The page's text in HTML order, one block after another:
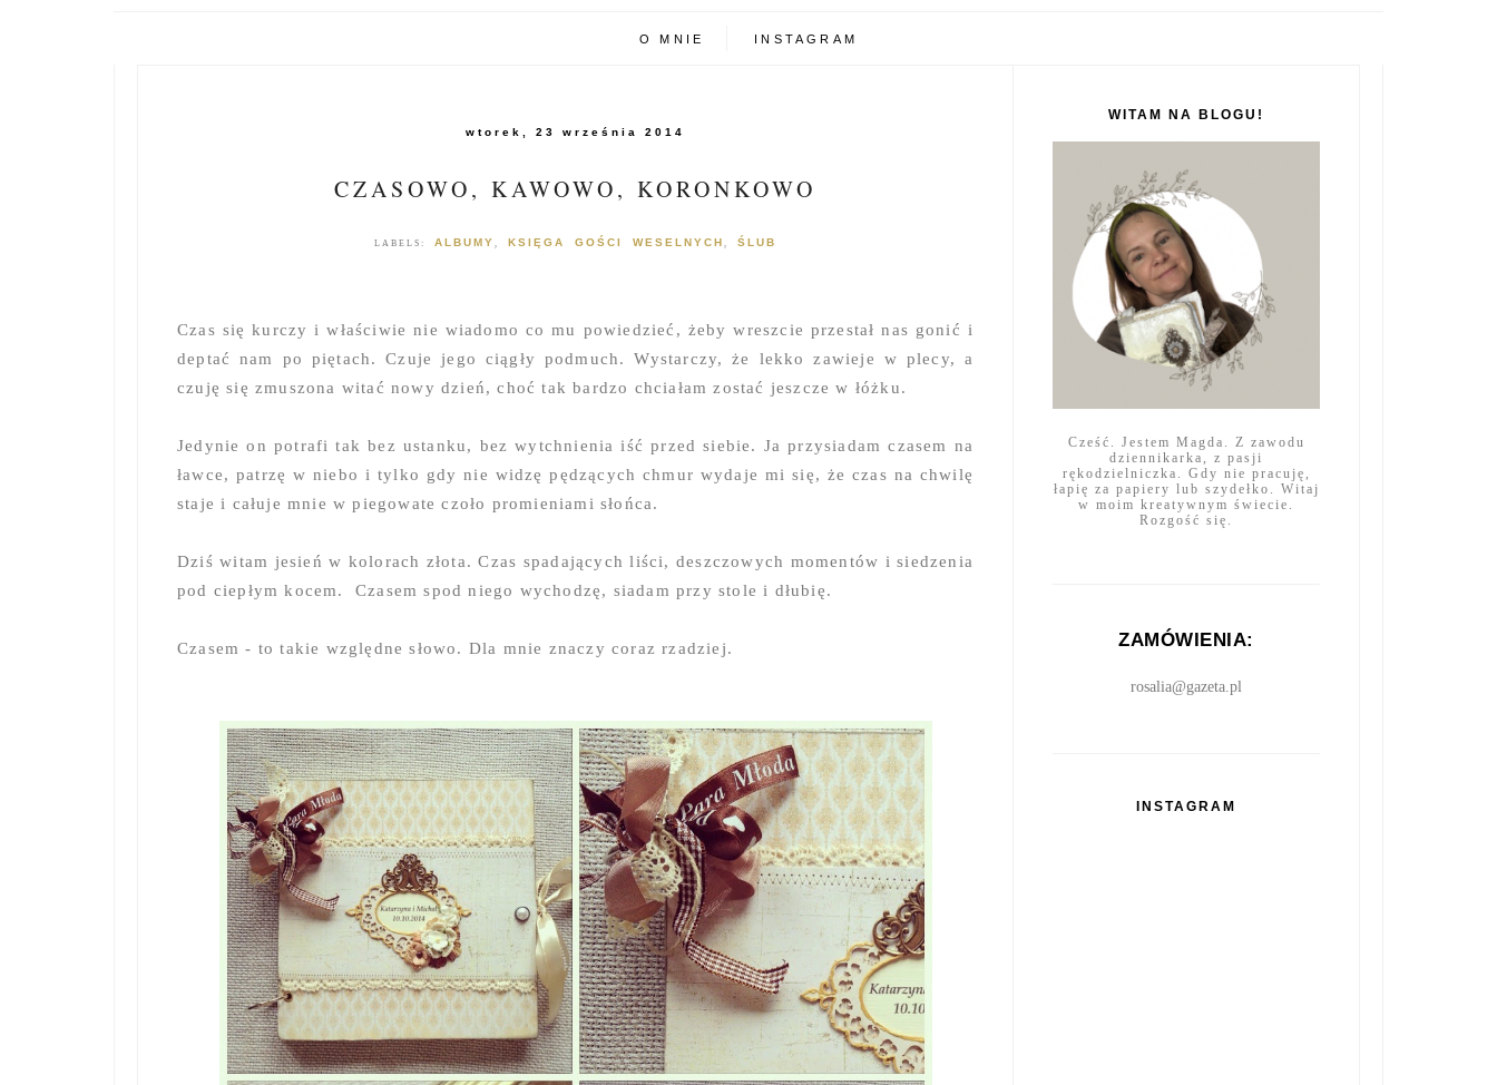
O MNIE INSTAGRAM
wtorek, 23 września 2014
CZASOWO, KAWOWO, KORONKOWO
LABELS: ALBUMY , KSIĘGA GOŚCI WESELNYCH , ŚLUB
Czas się kurczy i właściwie nie wiadomo co mu powiedzieć, żeby wreszcie przestał nas gonić i
deptać nam po piętach. Czuje jego ciągły podmuch. Wystarczy, że lekko zawieje w plecy, a
czuję się zmuszona witać nowy dzień, choć tak bardzo chciałam zostać jeszcze w łóżku.
Jedynie on potrafi tak bez ustanku, bez wytchnienia iść przed siebie. Ja przysiadam czasem na
ławce, patrzę w niebo i tylko gdy nie widzę pędzących chmur wydaje mi się, że czas na chwilę
staje i całuje mnie w piegowate czoło promieniami słońca.
Dziś witam jesień w kolorach złota. Czas spadających liści, deszczowych momentów i siedzenia
pod ciepłym kocem. Czasem spod niego wychodzę, siadam przy stole i dłubię.
Czasem - to takie względne słowo. Dla mnie znaczy coraz rzadziej.
WITAM NA BLOGU!
Cześć. Jestem Magda. Z zawodu
dziennikarka, z pasji
rękodzielniczka. Gdy nie pracuję,
łapię za papiery lub szydełko. Witaj
w moim kreatywnym świecie.
Rozgość się.
ZAMÓWIENIA:
rosalia@gazeta.pl
INSTAGRAM